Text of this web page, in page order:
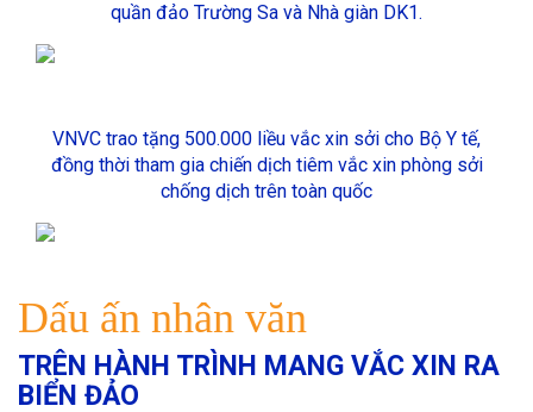
quần đảo Trường Sa và Nhà giàn DK1.
VNVC trao tặng 500.000 liều vắc xin sởi cho Bộ Y tế,
đồng thời tham gia chiến dịch tiêm vắc xin phòng sởi
chống dịch trên toàn quốc
Dấu ấn nhân văn
TRÊN HÀNH TRÌNH MANG VẮC XIN RA
BIỂN ĐẢO